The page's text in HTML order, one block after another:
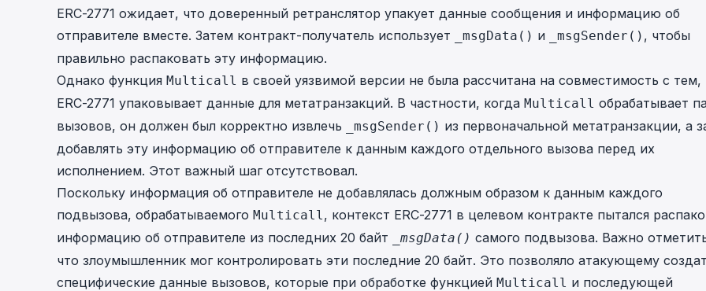
ERC-2771 ожидает, что доверенный ретранслятор упакует данные сообщения и информацию об
отправителе вместе. Затем контракт-получатель использует
_msgData() и _msgSender() , чтобы
правильно распаковать эту информацию.
Однако функция Multicall в своей уязвимой версии не была рассчитана на совместимость с тем,
ERC-2771 упаковывает данные для метатранзакций. В частности, когда Multicall обрабатывает
вызовов, он должен был корректно извлечь _msgSender() из первоначальной метатранзакции, а
добавлять эту информацию об отправителе к данным каждого отдельного вызова перед их
исполнением. Этот важный шаг отсутствовал.
Поскольку информация об отправителе не добавлялась должным образом к данным каждого
подвызова, обрабатываемого Multicall, контекст ERC-2771 в целевом контракте пытался
информацию об отправителе из последних 20 байт _msgData() самого подвызова. Важно
что злоумышленник мог контролировать эти последние 20 байт. Это позволяло атакующему
специфические данные вызовов, которые при обработке функцией Multicall и последующей